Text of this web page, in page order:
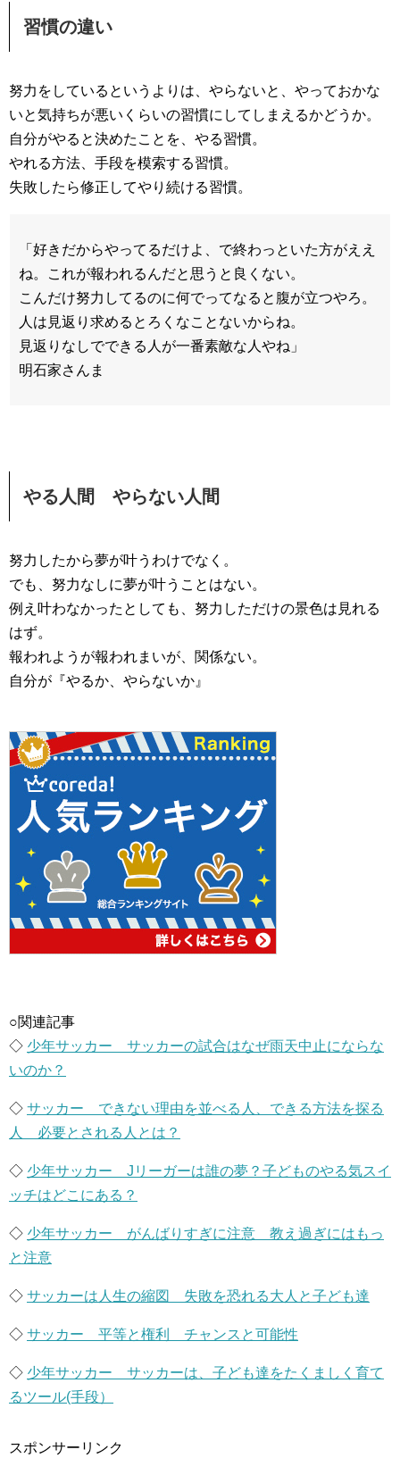
習慣の違い
努力をしているというよりは、やらないと、やっておかな
いと気持ちが悪いくらいの習慣にしてしまえるかどうか。
自分がやると決めたことを、やる習慣。
やれる方法、手段を模索する習慣。
失敗したら修正してやり続ける習慣。
「好きだからやってるだけよ、で終わっといた方がええ
ね。これが報われるんだと思うと良くない。
こんだけ努力してるのに何でってなると腹が立つやろ。
人は見返り求めるとろくなことないからね。
見返りなしでできる人が一番素敵な人やね」
明石家さんま
やる人間 やらない人間
努力したから夢が叶うわけでなく。
でも、努力なしに夢が叶うことはない。
例え叶わなかったとしても、努力しただけの景色は見れる
はず。
報われようが報われまいが、関係ない。
自分が『やるか、やらないか』
○関連記事
◇ 少年サッカー サッカーの試合はなぜ雨天中止にならな
いのか？
◇ サッカー できない理由を並べる人、できる方法を探る
人 必要とされる人とは？
◇ 少年サッカー Jリーガーは誰の夢？子どものやる気スイ
ッチはどこにある？
◇ 少年サッカー がんばりすぎに注意 教え過ぎにはもっ
と注意
◇ サッカーは人生の縮図 失敗を恐れる大人と子ども達
◇ サッカー 平等と権利 チャンスと可能性
◇ 少年サッカー サッカーは、子ども達をたくましく育て
るツール(手段）
スポンサーリンク